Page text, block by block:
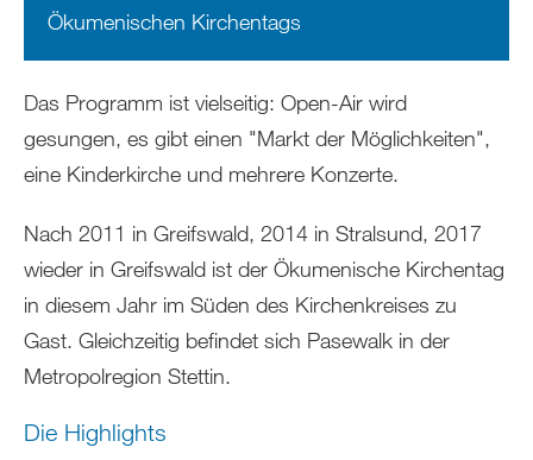
Ökumenischen Kirchentags
Das Programm ist vielseitig: Open-Air wird
gesungen, es gibt einen "Markt der Möglichkeiten",
eine Kinderkirche und mehrere Konzerte.
Nach 2011 in Greifswald, 2014 in Stralsund, 2017
wieder in Greifswald ist der Ökumenische Kirchentag
in diesem Jahr im Süden des Kirchenkreises zu
Gast. Gleichzeitig befindet sich Pasewalk in der
Metropolregion Stettin.
Die Highlights